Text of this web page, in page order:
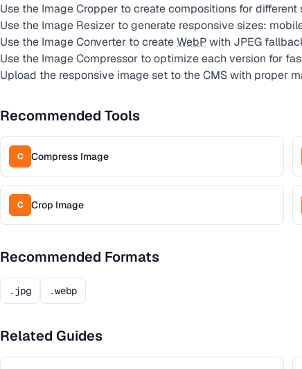
Use the Image Cropper to create compositions for
Use the Image Resizer to generate responsive sizes:
Use the Image Converter to createWebPwith JPEG
Use the Image Compressor to optimize each version for
Upload the responsive image set to the CMS with proper
Recommended Tools
C Compress Image
C Crop Image
Recommended Formats
.jpg .webp
Related Guides